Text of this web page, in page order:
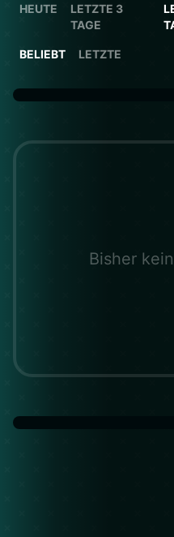
HEUTE
LETZTE 3
TAGE
BELIEBT LETZTE
Bisher